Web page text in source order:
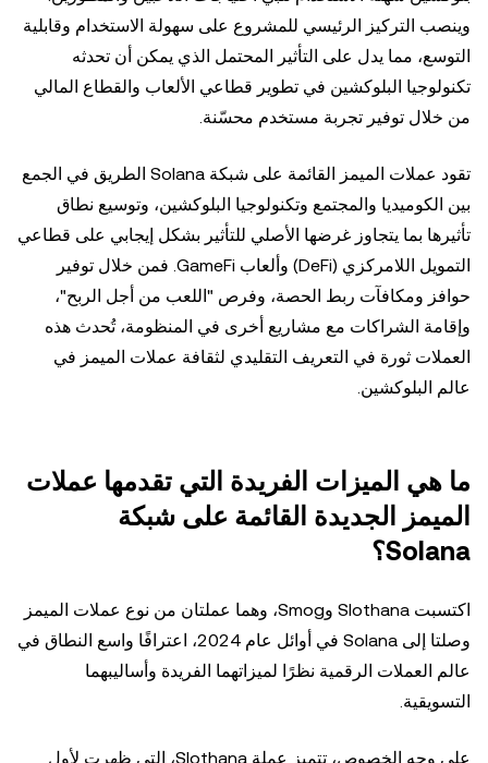
وينصب التركيز الرئيسي للمشروع على سهولة الاستخدام وقابلية
التوسع، مما يدل على التأثير المحتمل الذي يمكن أن تحدثه
تكنولوجيا البلوكشين في تطوير قطاعي الألعاب والقطاع المالي
من خلال توفير تجربة مستخدم محسّنة.
تقود عملات الميمز القائمة على شبكة Solana الطريق في الجمع
بين الكوميديا والمجتمع وتكنولوجيا البلوكشين، وتوسيع نطاق
تأثيرها بما يتجاوز غرضها الأصلي للتأثير بشكل إيجابي على قطاعي
التمويل اللامركزي (DeFi) وألعاب GameFi. فمن خلال توفير
حوافز ومكافآت ربط الحصة، وفرص "اللعب من أجل الربح"،
وإقامة الشراكات مع مشاريع أخرى في المنظومة، تُحدث هذه
العملات ثورة في التعريف التقليدي لثقافة عملات الميمز في
عالم البلوكشين.
ما هي الميزات الفريدة التي تقدمها عملات
الميمز الجديدة القائمة على شبكة
Solana؟
اكتسبت Slothana وSmog، وهما عملتان من نوع عملات الميمز
وصلتا إلى Solana في أوائل عام 2024، اعترافًا واسع النطاق في
عالم العملات الرقمية نظرًا لميزاتهما الفريدة وأساليبهما
التسويقية.
على وجه الخصوص، تتميز عملة Slothana، التي ظهرت لأول